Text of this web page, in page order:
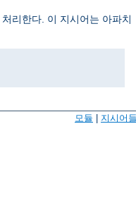
리한다. 이 지시어는 아파치
모듈 지시어들